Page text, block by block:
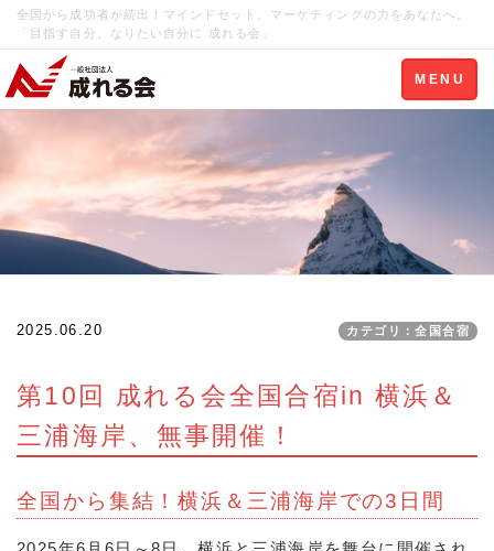
全国から成功者が続出！マインドセット、マーケティングの力をあなたへ。
「目指す自分、なりたい自分に 成れる会」
Toggle
navigation
MENU
2025.06.20 カテゴリ：全国合宿
第10回 成れる会全国合宿in 横浜＆
三浦海岸、無事開催！
全国から集結！横浜＆三浦海岸での3日間